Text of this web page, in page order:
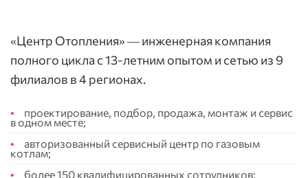
«Центр Отопления» — инженерная компания
полного цикла с 13-летним опытом и сетью из 9
филиалов в 4 регионах.
проектирование, подбор, продажа, монтаж и сервис
в одном месте;
авторизованный сервисный центр по газовым
котлам;
более 150 квалифицированных сотрудников;